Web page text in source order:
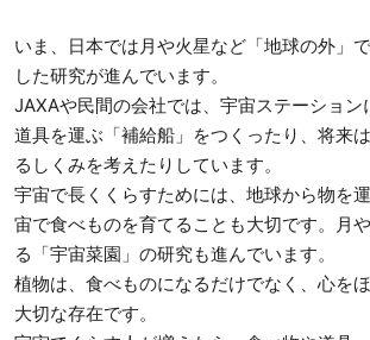
いま、日本では月や火星など「地球の外」
した研究が進んでいます。
JAXAや民間の会社では、宇宙ステーション
道具を運ぶ「補給船」をつくったり、将来
るしくみを考えたりしています。
宇宙で長くくらすためには、地球から物を
宙で食べものを育てることも大切です。月
る「宇宙菜園」の研究も進んでいます。
植物は、食べものになるだけでなく、心を
大切な存在です。